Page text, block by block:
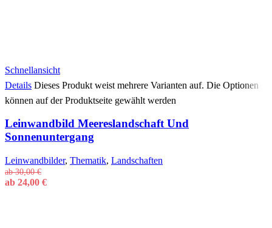
Schnellansicht
Details Dieses Produkt weist mehrere Varianten auf. Die Optionen
können auf der Produktseite gewählt werden
Leinwandbild Meereslandschaft Und
Sonnenuntergang
Leinwandbilder, Thematik, Landschaften
ab30,00€
ab 24,00 €